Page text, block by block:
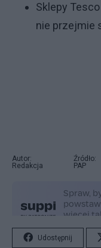
Sklepy
nie przejmie
Autor:
Redakcja
Źródło:
PAP
Udostępnij